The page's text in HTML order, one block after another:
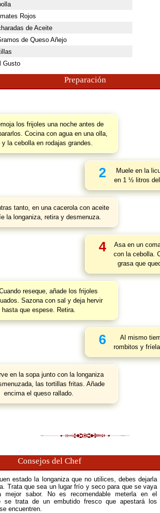
Rojos
de Aceite
de Queso Añejo
Gusto
Preparación
los frijoles una noche antes de
Cocina con agua en una olla,
y la cebolla en rodajas grandes.
2
Muele en la
en 1 ½ litros
tanto, en una cacerola con aceite
la longaniza, retira y desmenuza.
4
Asa en un
con la cebolla.
grasa que
reseque, añade los frijoles
Sazona con sal y deja hervir
hasta que espese. Retira.
6
Al mismo
rombitos y
en la sopa junto con la longaniza
las tortillas fritas. Añade
encima el queso rallado.
Consejos del Chef
estado la longaniza que no utilices, debes dejarla
Trata que sea un lugar frío y seco para que se vaya
mejor sabor. No es recomendable meterla en el
se trata de un embutido fresco que apestará los
encuentren.